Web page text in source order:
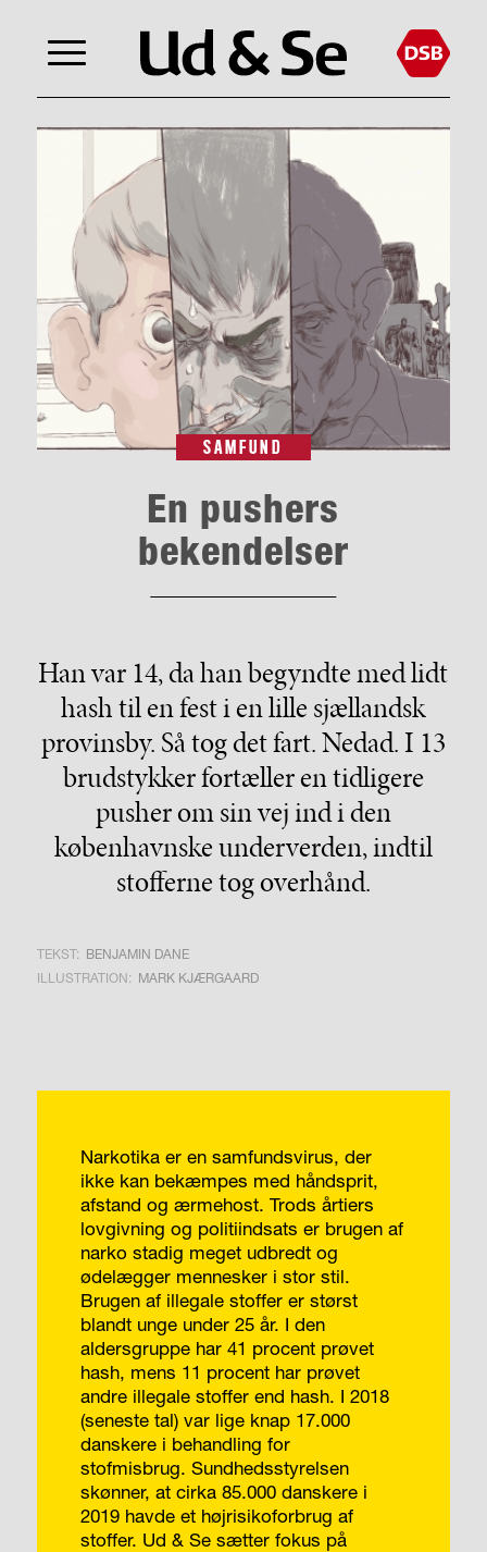
SAMFUND
En pushers
bekendelser
Han var 14, da han begyndte med lidt
hash til en fest i en lille sjællandsk
provinsby. Så tog det fart. Nedad. I 13
brudstykker fortæller en tidligere
pusher om sin vej ind i den
københavnske underverden, indtil
stofferne tog overhånd.
TEKST: BENJAMIN DANE
ILLUSTRATION: MARK KJÆRGAARD
Narkotika er en samfundsvirus, der
ikke kan bekæmpes med håndsprit,
afstand og ærmehost. Trods årtiers
lovgivning og politiindsats er brugen af
narko stadig meget udbredt og
ødelægger mennesker i stor stil.
Brugen af illegale stoffer er størst
blandt unge under 25 år. I den
aldersgruppe har 41 procent prøvet
hash, mens 11 procent har prøvet
andre illegale stoffer end hash. I 2018
(seneste tal) var lige knap 17.000
danskere i behandling for
stofmisbrug. Sundhedsstyrelsen
skønner, at cirka 85.000 danskere i
2019 havde et højrisikoforbrug af
stoffer. Ud & Se sætter fokus på